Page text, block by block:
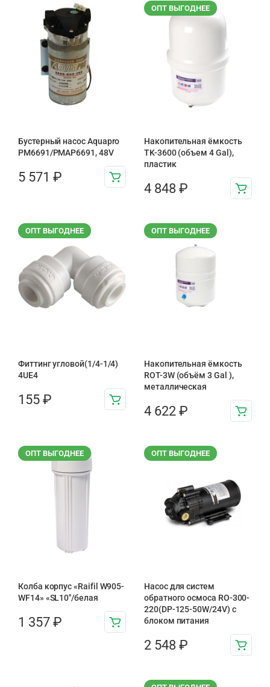
Бустерный насос Aquapro
PM6691/PMAP6691, 48V
5 571 ₽
ОПТ ВЫГОДНЕЕ
Накопительная ёмкость
TK-3600 (объем 4 Gal),
пластик
4 848 ₽
ОПТ ВЫГОДНЕЕ
Фиттинг угловой(1/4-1/4)
4UE4
155 ₽
ОПТ ВЫГОДНЕЕ
Накопительная ёмкость
ROT-3W (объём 3 Gal ),
металлическая
4 622 ₽
ОПТ ВЫГОДНЕЕ
Колба корпус «Raifil W905-
WF14» «SL10″/белая
1 357 ₽
ОПТ ВЫГОДНЕЕ
Насос для систем
обратного осмоса RO-300-
220(DP-125-50W/24V) с
блоком питания
2 548 ₽